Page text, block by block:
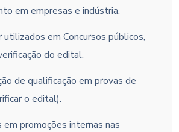
em empresas e indústria.
utilizados em Concursos públicos,
do edital.
de qualificação em provas de
o edital).
em promoções internas nas